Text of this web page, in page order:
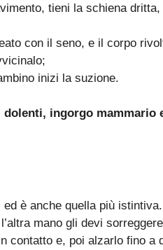
tieni la schiena dritta,
con il seno, e il corpo
inizi la suzione.
dolenti, ingorgo mammario
è anche quella più
mano gli devi
contatto e, poi alzarlo fino a